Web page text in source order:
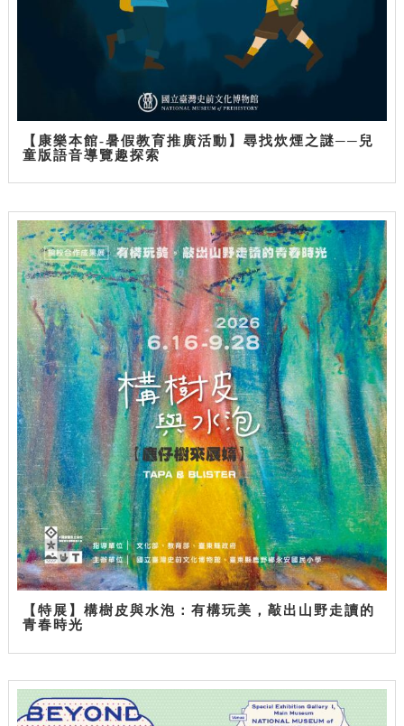
【康樂本館-暑假教育推廣活動】尋找炊煙之謎──兒
童版語音導覽趣探索
【特展】構樹皮與水泡：有構玩美，敲出山野走讀的
青春時光